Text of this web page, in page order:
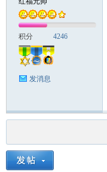
积分 4246
发消息